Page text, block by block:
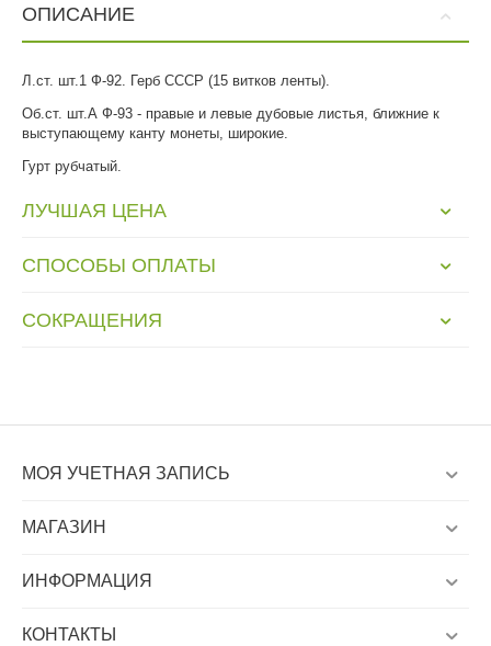
ОПИСАНИЕ
Л.ст. шт.1 Ф-92. Герб СССР (15 витков ленты).
Об.ст. шт.А Ф-93 - правые и левые дубовые листья, ближние к
выступающему канту монеты, широкие.
Гурт рубчатый.
ЛУЧШАЯ ЦЕНА
СПОСОБЫ ОПЛАТЫ
СОКРАЩЕНИЯ
МОЯ УЧЕТНАЯ ЗАПИСЬ
МАГАЗИН
ИНФОРМАЦИЯ
КОНТАКТЫ